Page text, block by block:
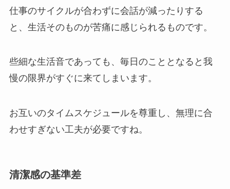
仕事のサイクルが合わずに会話が減ったりする
と、生活そのものが苦痛に感じられるものです。
些細な生活音であっても、毎日のこととなると我
慢の限界がすぐに来てしまいます。
お互いのタイムスケジュールを尊重し、無理に合
わせすぎない工夫が必要ですね。
清潔感の基準差